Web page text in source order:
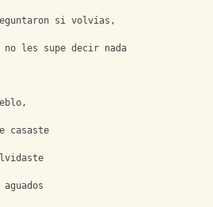
si volvías,
les supe decir nada
casaste